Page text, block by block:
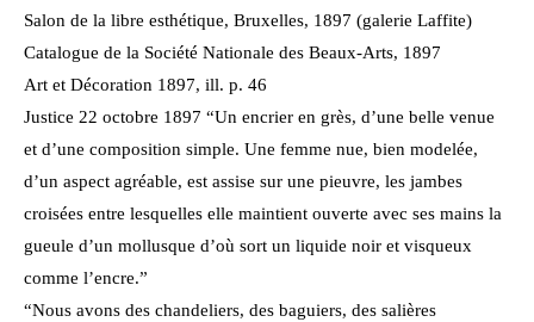
Salon de la libre esthétique, Bruxelles, 1897 (galerie Laffite)
Catalogue de la Société Nationale des Beaux-Arts, 1897
Art et Décoration 1897, ill. p. 46
Justice 22 octobre 1897 “Un encrier en grès, d’une belle venue
et d’une composition simple. Une femme nue, bien modelée,
d’un aspect agréable, est assise sur une pieuvre, les jambes
croisées entre lesquelles elle maintient ouverte avec ses mains la
gueule d’un mollusque d’où sort un liquide noir et visqueux
comme l’encre.”
“Nous avons des chandeliers, des baguiers, des salières